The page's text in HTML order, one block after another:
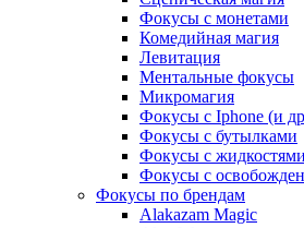
Фокусы с монетами
Комедийная магия
Левитация
Ментальные фокусы
Микромагия
Фокусы с Iphone (и
Фокусы с бутылками
Фокусы с
Фокусы с
Фокусы по брендам
Alakazam Magic